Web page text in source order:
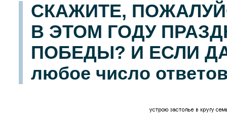
СКАЖИТЕ,
В ЭТОМ ГОДУ
ПОБЕДЫ? И ЕСЛИ
любое число